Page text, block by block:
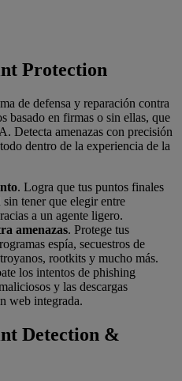
Protection
de defensa y reparación contra
basado en firmas o sin ellas, que
Detecta amenazas con precisión
dentro de la experiencia de la
. Logra que tus puntos finales
tener que elegir entre
a un agente ligero.
amenazas. Protege tus
espía, secuestros de
rootkits y mucho más.
los intentos de phishing
y las descargas
web integrada.
Detection &